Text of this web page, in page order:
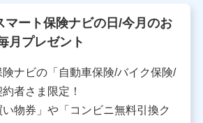
お問い合わせ内容の正確な把握のため
者の職名、連絡先
中央区日本橋人形町2-14-10 アー
ル 3F
ンシュアランス
マート保険ナビの日/今月のお
月プレゼント
険ナビの「自動車保険/バイク保険/
者さま限定！
物券」や「コンビニ無料引換ク